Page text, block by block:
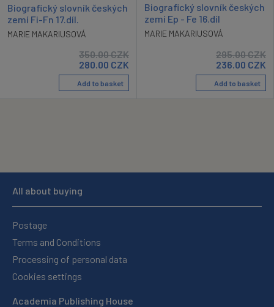
Biografický slovník českých
zemí Fi-Fn 17.díl.
MARIE MAKARIUSOVÁ
350.00CZK
280.00 CZK
Add to basket
Biografický slovník českých
zemí Ep - Fe 16.díl
MARIE MAKARIUSOVÁ
295.00CZK
236.00 CZK
Add to basket
All about buying
Postage
Terms and Conditions
Processing of personal data
Cookies settings
Academia Publishing House